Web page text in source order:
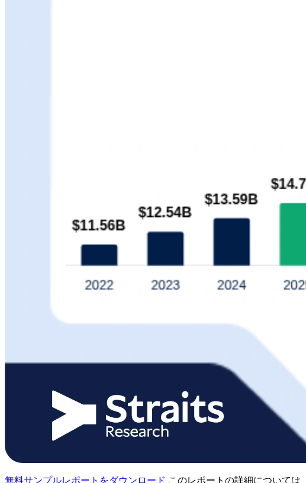
無料サンプルレポートをダウンロード このレポートの詳細については、